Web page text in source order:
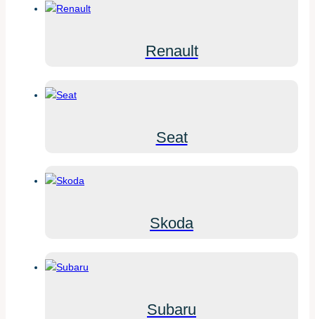
Renault
Seat
Skoda
Subaru